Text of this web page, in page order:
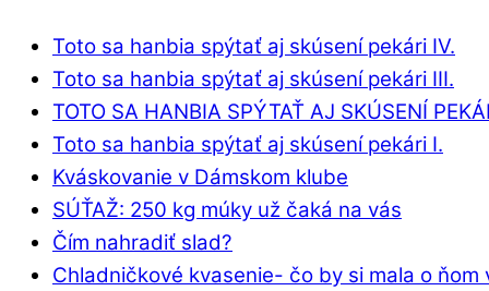
Toto sa hanbia spýtať aj skúsení pekári IV.
Toto sa hanbia spýtať aj skúsení pekári III.
TOTO SA HANBIA SPÝTAŤ AJ SKÚSENÍ
Toto sa hanbia spýtať aj skúsení pekári I.
Kváskovanie v Dámskom klube
SÚŤAŽ: 250 kg múky už čaká na vás
Čím nahradiť slad?
Chladničkové kvasenie- čo by si mala o ňom